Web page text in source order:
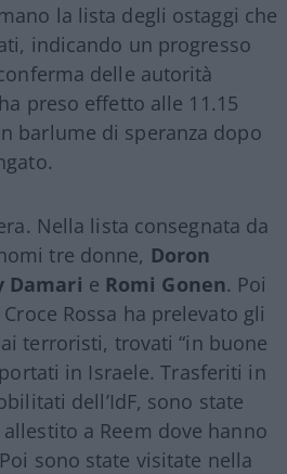
la lista degli ostaggi che
indicando un progresso
delle autorità
preso effetto alle 11.15
barlume di speranza dopo
Nella lista consegnata da
tre donne, Doron
Damari e Romi Gonen. Poi
Rossa ha prelevato gli
terroristi, trovati “in buone
in Israele. Trasferiti in
dell’IdF, sono state
a Reem dove hanno
sono state visitate nella